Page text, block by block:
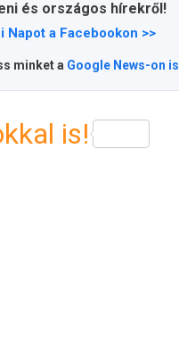
és országos hírekről!
Napot a Facebookon >>
minket a Google News-on is
is!